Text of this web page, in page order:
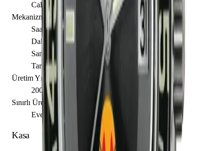
Caliber 1315
Mekanizma Açıklaması
Saat
Dakika
Saniye
Tarih
Üretim Yılı
2007
Sınırlı Üretim
Evet, 500 adet
Kasa